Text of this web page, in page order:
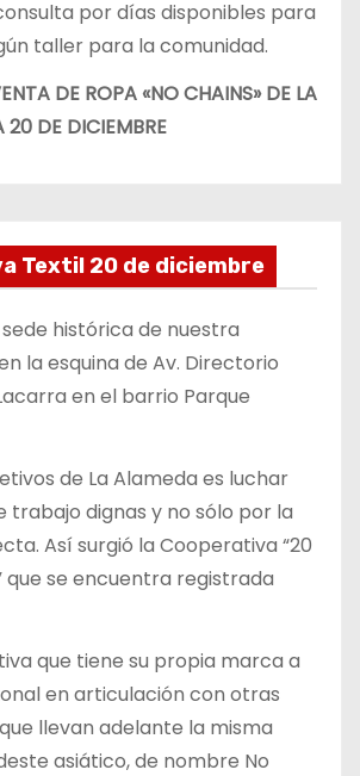
por días disponibles para
taller para la comunidad.
DE ROPA «NO CHAINS» DE LA
DE DICIEMBRE
Textil 20 de diciembre
histórica de nuestra
la esquina de Av. Directorio
en el barrio Parque
de La Alameda es luchar
trabajo dignas y no sólo por la
Así surgió la Cooperativa “20
que se encuentra registrada
que tiene su propia marca a
en articulación con otras
llevan adelante la misma
asiático, de nombre No